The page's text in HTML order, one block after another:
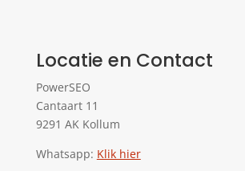
Locatie en Contact
PowerSEO
Cantaart 11
9291 AK Kollum
Whatsapp: Klik hier